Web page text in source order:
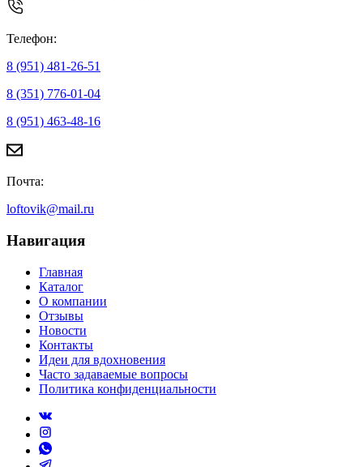
Телефон:
8 (951) 481-26-51
8 (351) 776-01-04
8 (951) 463-48-16
Почта:
loftovik@mail.ru
Навигация
Главная
Каталог
О компании
Отзывы
Новости
Контакты
Идеи для вдохновения
Часто задаваемые вопросы
Политика конфиденциальности